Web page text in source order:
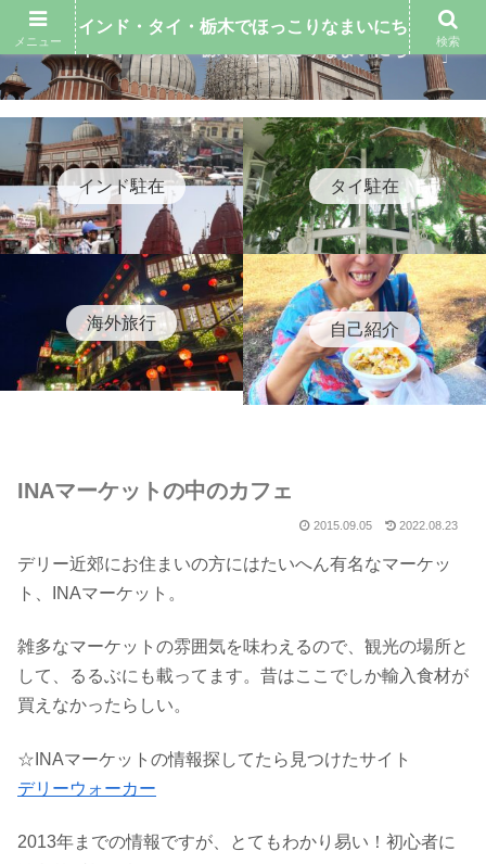
インド駐在 タイ駐在
海外旅行 自己紹介
INAマーケットの中のカフェ
2015.09.05 2022.08.23
デリー近郊にお住まいの方にはたいへん有名なマーケッ
ト、INAマーケット。
雑多なマーケットの雰囲気を味わえるので、観光の場所と
して、るるぶにも載ってます。昔はここでしか輸入食材が
買えなかったらしい。
☆INAマーケットの情報探してたら見つけたサイト
デリーウォーカー
2013年までの情報ですが、とてもわかり易い！初心者に
メニュー
インド・タイ・栃木でほっこりなまいにち
検索